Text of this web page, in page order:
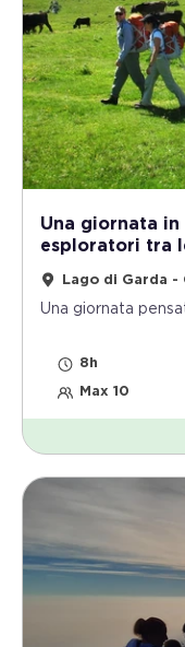
Una giornata
esploratori tra
Lago di Garda -
Una giornata
8h
Max 10